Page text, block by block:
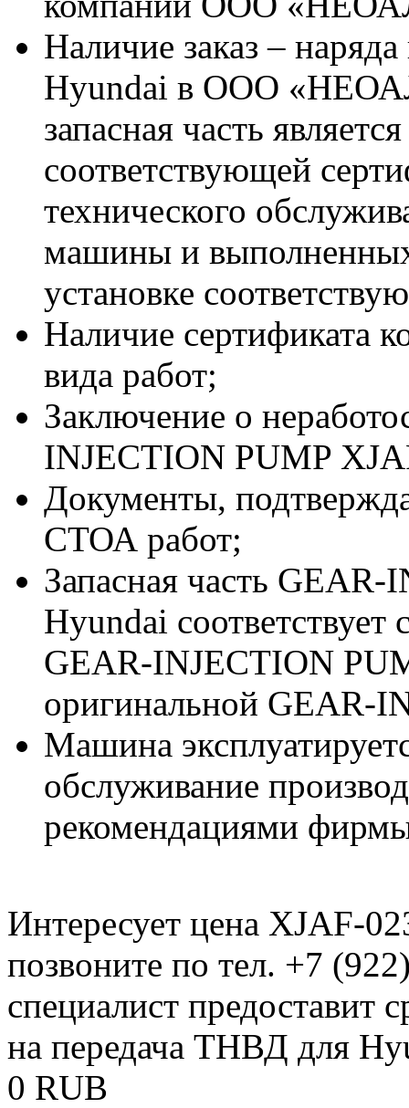
Наличие заказ –
Hyundai в ООО
запасная часть
соответствующей
технического
машины и
установке
Наличие сертификата
вида работ;
Заключение о
INJECTION PUMP
Документы,
СТОА работ;
Запасная часть
Hyundai
GEAR-INJECTION
оригинальной GEAR-
Машина
обслуживание
рекомендациями
Интересует цена XJAF-
позвоните по тел. +7
специалист предоставит
на передача ТНВД для
0 RUB